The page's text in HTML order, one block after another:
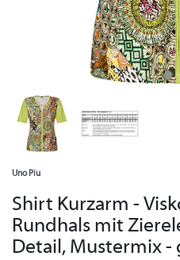
Uno Piu
Shirt Kurzarm -
Rundhals mit
Detail, Mustermix